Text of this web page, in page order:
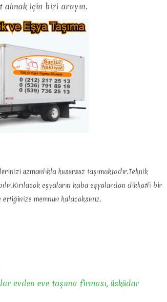
almak için bizi arayın.
uzmanlıkla kusursuz taşımaktadır.Teknik
eşyaların kaba eşyalardan dikkatli bir
memnun kalacaksınız.
evden eve taşıma firması, üsküdar